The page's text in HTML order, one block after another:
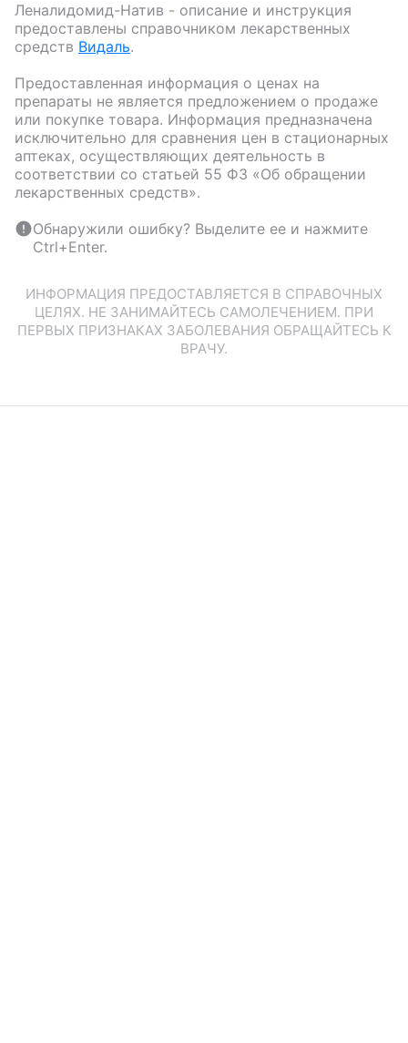
Леналидомид-Натив - описание и инструкция
предоставлены справочником лекарственных
средств Видаль.
Предоставленная информация о ценах на
препараты не является предложением о продаже
или покупке товара. Информация предназначена
исключительно для сравнения цен в стационарных
аптеках, осуществляющих деятельность в
соответствии со статьей 55 ФЗ «Об обращении
лекарственных средств».
Обнаружили ошибку? Выделите ее и нажмите
Ctrl+Enter.
ИНФОРМАЦИЯ ПРЕДОСТАВЛЯЕТСЯ В СПРАВОЧНЫХ
ЦЕЛЯХ. НЕ ЗАНИМАЙТЕСЬ САМОЛЕЧЕНИЕМ. ПРИ
ПЕРВЫХ ПРИЗНАКАХ ЗАБОЛЕВАНИЯ ОБРАЩАЙТЕСЬ К
ВРАЧУ.